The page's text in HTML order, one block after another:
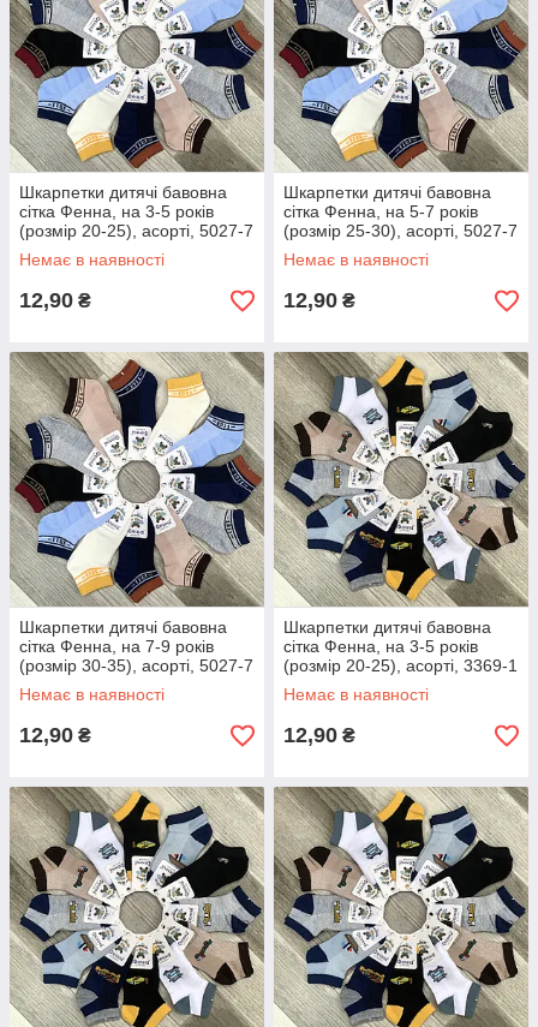
Шкарпетки дитячі бавовна
сітка Фенна, на 3-5 років
(розмір 20-25), асорті, 5027-7
Немає в наявності
12,90 ₴
Шкарпетки дитячі бавовна
сітка Фенна, на 5-7 років
(розмір 25-30), асорті, 5027-7
Немає в наявності
12,90 ₴
Шкарпетки дитячі бавовна
сітка Фенна, на 7-9 років
(розмір 30-35), асорті, 5027-7
Немає в наявності
12,90 ₴
Шкарпетки дитячі бавовна
сітка Фенна, на 3-5 років
(розмір 20-25), асорті, 3369-1
Немає в наявності
12,90 ₴